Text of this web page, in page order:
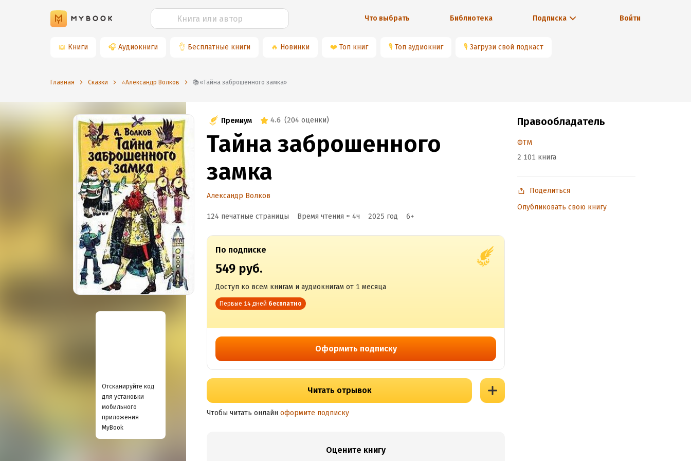
Что выбрать Библиотека Подписка Войти
📖 Книги 🎧 Аудиокниги 👌 Бесплатные книги 🔥 Новинки ❤️ Топ книг 🎙 Топ аудиокниг 🎙 Загрузи свой подкаст
Главная Сказки ⭐️Александр Волков 📚«Тайна заброшенного замка»
Отсканируйте код
для установки
мобильного
приложения
MyBook
Премиум 4.6 (204 оценки)
Тайна заброшенного
замка
Александр Волков
124 печатные страницы Время чтения ≈ 4ч 2025 год 6+
По подписке
549 руб.
Доступ ко всем книгам и аудиокнигам от 1 месяца
Первые 14 дней бесплатно
Оформить подписку
Читать отрывок
Чтобы читать онлайн оформите подписку
Оцените книгу
Правообладатель
ФТМ
2 101 книга
Поделиться
Опубликовать свою книгу